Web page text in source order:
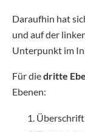
Daraufhin hat
und auf der
Unterpunkt im
Für diedritte
Ebenen:
Überschrift